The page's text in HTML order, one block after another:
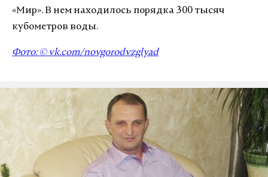
«Мир». В нем находилось порядка 300 тысяч
кубометров воды.
Фото: © vk.com/novgorodvzglyad